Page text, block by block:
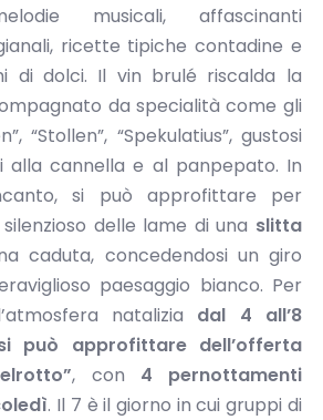
musicali, affascinanti
ricette tipiche contadine e
di dolci. Il vin brulé riscalda la
da specialità come gli
“Stollen”, “Spekulatius”, gustosi
alla cannella e al panpepato. In
si può approfittare per
delle lame di una slitta
caduta, concedendosi un giro
paesaggio bianco. Per
natalizia dal 4 all’8
può approfittare dell’offerta
, con 4 pernottamenti
. Il 7 è il giorno in cui gruppi di